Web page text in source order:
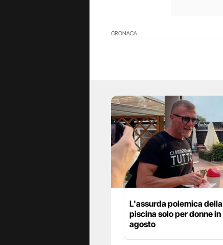
CRONACA
L'assurda polemica della
piscina solo per donne in
agosto